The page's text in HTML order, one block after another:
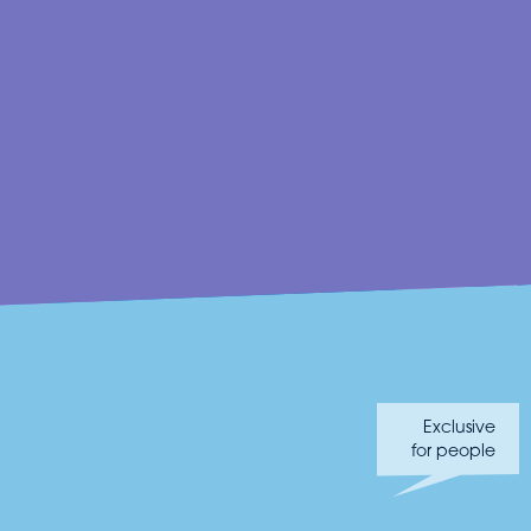
Exclusive
for people